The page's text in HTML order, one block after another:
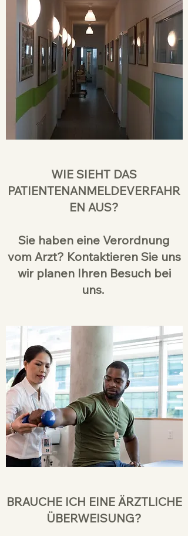
WIE SIEHT DAS
PATIENTENANMELDEVERFAHR
EN AUS?
Sie haben eine Verordnung
vom Arzt? Kontaktieren Sie uns
wir planen Ihren Besuch bei
uns.
BRAUCHE ICH EINE ÄRZTLICHE
ÜBERWEISUNG?